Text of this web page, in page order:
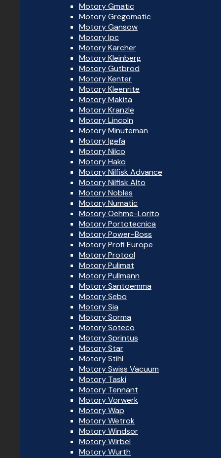
Motory Gmatic
Motory Gregomatic
Motory Gansow
Motory Ipc
Motory Karcher
Motory Kleinberg
Motory Gutbrod
Motory Kenter
Motory Kleenrite
Motory Makita
Motory Kranzle
Motory Lincoln
Motory Minuteman
Motory Igefa
Motory Nilco
Motory Hako
Motory Nilfisk Advance
Motory Nilfisk Alto
Motory Nobles
Motory Numatic
Motory Oehme-Lorito
Motory Portotecnica
Motory Power-Boss
Motory Profi Europe
Motory Protool
Motory Pulimat
Motory Pullmann
Motory Santoemma
Motory Sebo
Motory Sia
Motory Sorma
Motory Soteco
Motory Sprintus
Motory Star
Motory Stihl
Motory Swiss Vacuum
Motory Taski
Motory Tennant
Motory Vorwerk
Motory Wap
Motory Wetrok
Motory Windsor
Motory Wirbel
Motory Wurth